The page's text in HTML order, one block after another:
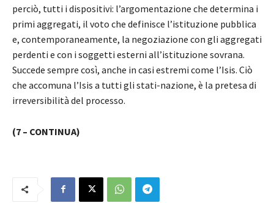
perciò, tutti i dispositivi: l’argomentazione che determina i
primi aggregati, il voto che definisce l’istituzione pubblica
e, contemporaneamente, la negoziazione con gli aggregati
perdenti e con i soggetti esterni all’istituzione sovrana.
Succede sempre così, anche in casi estremi come l’Isis. Ciò
che accomuna l’Isis a tutti gli stati-nazione, è la pretesa di
irreversibilità del processo.
(7 – CONTINUA)